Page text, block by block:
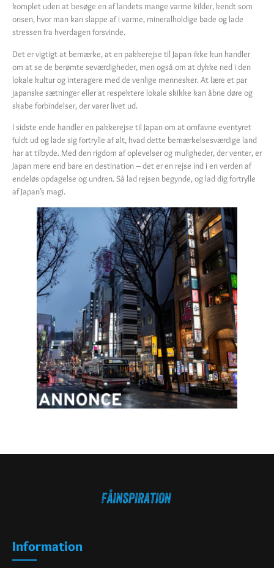
komplet uden at besøge en af landets mange varme kilder, kendt som
onsen, hvor man kan slappe af i varme, mineralholdige bade og lade
stressen fra hverdagen forsvinde.
Det er vigtigt at bemærke, at en pakkerejse til Japan ikke kun handler
om at se de berømte seværdigheder, men også om at dykke ned i den
lokale kultur og interagere med de venlige mennesker. At lære et par
japanske sætninger eller at respektere lokale skikke kan åbne døre og
skabe forbindelser, der varer livet ud.
I sidste ende handler en pakkerejse til Japan om at omfavne eventyret
fuldt ud og lade sig fortrylle af alt, hvad dette bemærkelsesværdige land
har at tilbyde. Med den rigdom af oplevelser og muligheder, der venter, er
Japan mere end bare en destination – det er en rejse ind i en verden af
endeløs opdagelse og undren. Så lad rejsen begynde, og lad dig fortrylle
af Japan’s magi.
Information